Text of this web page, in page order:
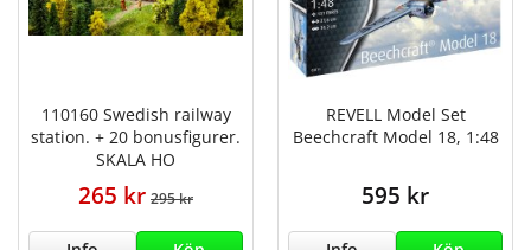
110160 Swedish railway
station. + 20 bonusfigurer.
SKALA HO
265 kr 295 kr
REVELL Model Set
Beechcraft Model 18, 1:48
595 kr